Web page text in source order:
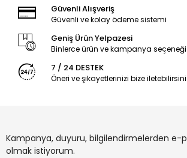
Güvenli Alışveriş
Güvenli ve kolay ödeme sistemi
Geniş Ürün Yelpazesi
Binlerce ürün ve kampanya seçeneği
7 / 24 DESTEK
Öneri ve şikayetlerinizi bize
Kampanya, duyuru, bilgilendirmelerden e-
olmak istiyorum.